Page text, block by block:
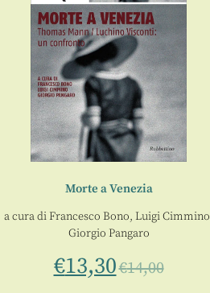
Morte a Venezia
a cura diFrancesco Bono, Luigi Cimmino
Giorgio Pangaro
€13,30€14,00